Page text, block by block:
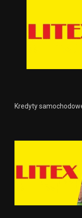
Kredyty